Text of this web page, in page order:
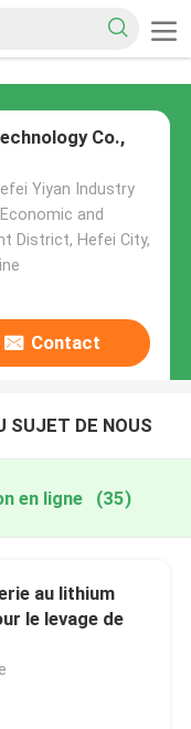
Co.,
Yiyan Industry
and
District, Hefei City,
Contact
SUJET DE NOUS
en ligne (35)
au lithium
le levage de